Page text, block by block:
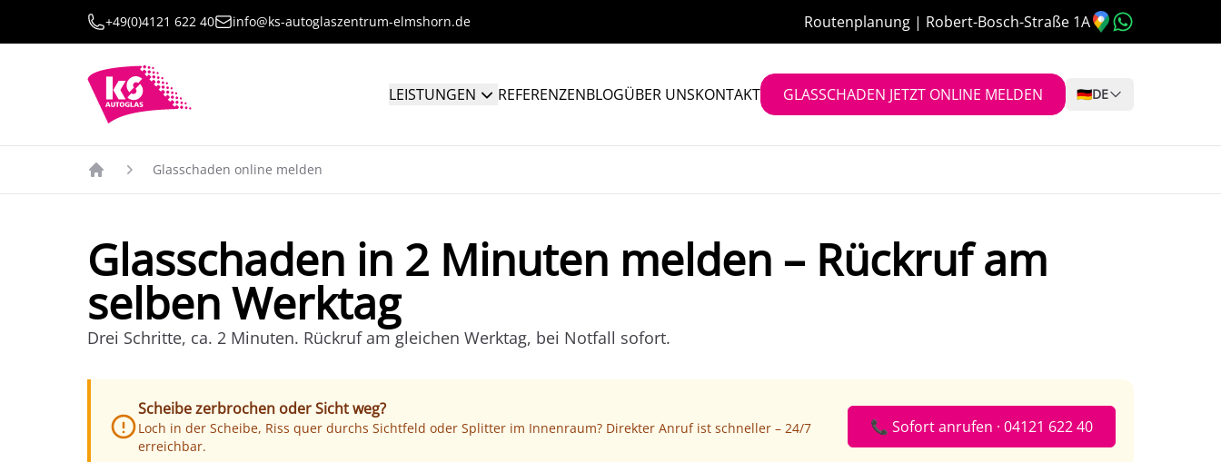
+49(0)4121 622 40 info@ks-autoglaszentrum-elmshorn.de Routenplanung | Robert-Bosch-Straße 1A
LEISTUNGEN REFERENZENBLOGÜBER UNSKONTAKT GLASSCHADEN JETZT ONLINE MELDEN 🇩🇪DE
Glasschaden online melden
Glasschaden in 2 Minuten melden – Rückruf am
selben Werktag
Drei Schritte, ca. 2 Minuten. Rückruf am gleichen Werktag, bei Notfall sofort.
Scheibe zerbrochen oder Sicht weg?
Loch in der Scheibe, Riss quer durchs Sichtfeld oder Splitter im Innenraum? Direkter Anruf ist schneller – 24/7
erreichbar.
📞 Sofort anrufen · 04121 622 40